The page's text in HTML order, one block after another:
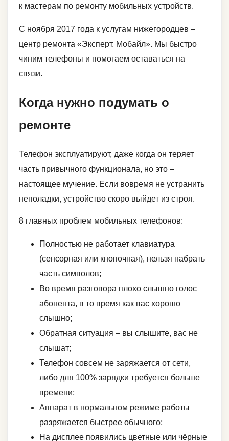
к мастерам по ремонту мобильных устройств.
С ноября 2017 года к услугам нижегородцев –
центр ремонта «Эксперт. Мобайл». Мы быстро
чиним телефоны и помогаем оставаться на
связи.
Когда нужно подумать о
ремонте
Телефон эксплуатируют, даже когда он теряет
часть привычного функционала, но это –
настоящее мучение. Если вовремя не устранить
неполадки, устройство скоро выйдет из строя.
8 главных проблем мобильных телефонов:
Полностью не работает клавиатура
(сенсорная или кнопочная), нельзя набрать
часть символов;
Во время разговора плохо слышно голос
абонента, в то время как вас хорошо
слышно;
Обратная ситуация – вы слышите, вас не
слышат;
Телефон совсем не заряжается от сети,
либо для 100% зарядки требуется больше
времени;
Аппарат в нормальном режиме работы
разряжается быстрее обычного;
На дисплее появились цветные или чёрные